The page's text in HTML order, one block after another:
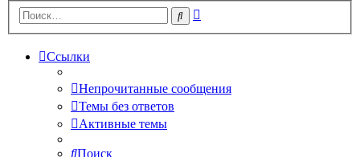
Поиск
Ссылки
Непрочитанные сообщения
Темы без ответов
Активные темы
Поиск